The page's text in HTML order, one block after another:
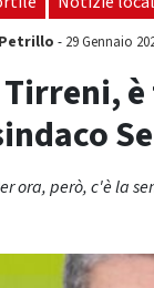
- 29 Gennaio
Tirreni,
ora, però, c'è la